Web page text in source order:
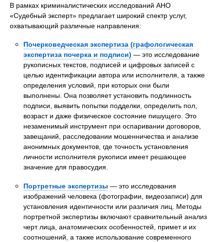
В рамках криминалистических исследований АНО
«Судебный эксперт» предлагает широкий спектр услуг,
охватывающий различные направления:
Почерковедческая экспертиза (графологическая
экспертиза почерка и подписи) — это исследование
рукописных текстов, подписей и цифровых записей с
целью идентификации автора или исполнителя, а также
определения условий, при которых они были
выполнены. Она позволяет установить подлинность
подписи, выявить попытки подделки, определить пол,
возраст и даже физическое состояние пишущего. Это
незаменимый инструмент при оспаривании договоров,
завещаний, расследовании мошенничества и анализе
анонимных документов, где точность установления
личности исполнителя рукописи имеет решающее
значение для правосудия.
Портретные экспертизы — это исследования
изображений человека (фотографии, видеозаписи) для
установления идентичности или различия лиц. Методы
портретной экспертизы включают сравнительный анализ
черт лица, анатомических особенностей, примет и их
соотношений, а также использование современного